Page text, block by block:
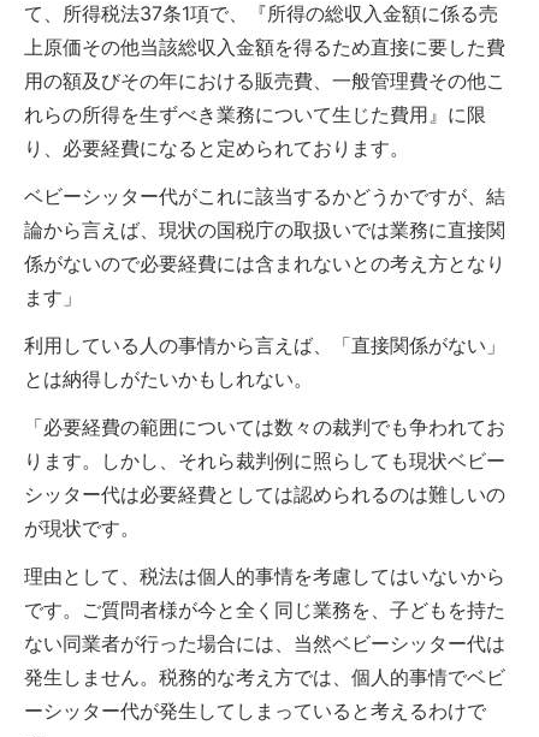
て、所得税法37条1項で、『所得の総収入金額に係る売
上原価その他当該総収入金額を得るため直接に要した費
用の額及びその年における販売費、一般管理費その他こ
れらの所得を生ずべき業務について生じた費用』に限
り、必要経費になると定められております。
ベビーシッター代がこれに該当するかどうかですが、結
論から言えば、現状の国税庁の取扱いでは業務に直接関
係がないので必要経費には含まれないとの考え方となり
ます」
利用している人の事情から言えば、「直接関係がない」
とは納得しがたいかもしれない。
「必要経費の範囲については数々の裁判でも争われてお
ります。しかし、それら裁判例に照らしても現状ベビー
シッター代は必要経費としては認められるのは難しいの
が現状です。
理由として、税法は個人的事情を考慮してはいないから
です。ご質問者様が今と全く同じ業務を、子どもを持た
ない同業者が行った場合には、当然ベビーシッター代は
発生しません。税務的な考え方では、個人的事情でベビ
ーシッター代が発生してしまっていると考えるわけで